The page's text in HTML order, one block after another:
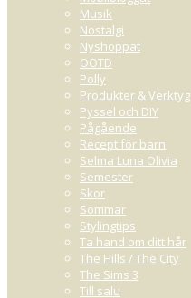
Musik
Nostalgi
Nyshoppat
OOTD
Polly
Produkter & Verktyg
Pyssel och DIY
Pågående
Recept för barn
Selma Luna Olivia
Semester
Skor
Sommar
Stylingtips
Ta hand om ditt hår
The Hills / The City
The Sims 3
Till salu